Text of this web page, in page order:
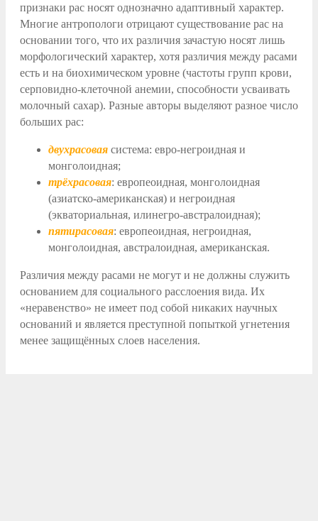
признаки рас носят однозначно адаптивный характер.
Многие антропологи отрицают существование рас на
основании того, что их различия зачастую носят лишь
морфологический характер, хотя различия между расами
есть и на биохимическом уровне (частоты групп крови,
серповидно-клеточной анемии, способности усваивать
молочный сахар). Разные авторы выделяют разное число
больших рас:
двухрасовая система: евро-негроидная и
монголоидная;
трёхрасовая: европеоидная, монголоидная
(азиатско-американская) и негроидная
(экваториальная, илинегро-австралоидная);
пятирасовая: европеоидная, негроидная,
монголоидная, австралоидная, американская.
Различия между расами не могут и не должны служить
основанием для социального расслоения вида. Их
«неравенство» не имеет под собой никаких научных
оснований и является преступной попыткой угнетения
менее защищённых слоев населения.